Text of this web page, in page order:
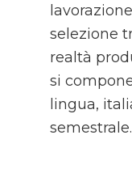
selezione
realtà
si
lingua,
semestrale.